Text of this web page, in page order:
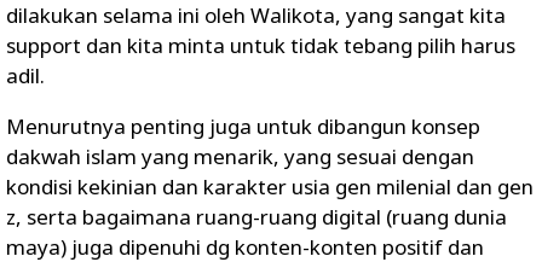
dilakukan selama ini oleh Walikota, yang sangat kita
support dan kita minta untuk tidak tebang pilih harus
adil.
Menurutnya penting juga untuk dibangun konsep
dakwah islam yang menarik, yang sesuai dengan
kondisi kekinian dan karakter usia gen milenial dan gen
z, serta bagaimana ruang-ruang digital (ruang dunia
maya) juga dipenuhi dg konten-konten positif dan